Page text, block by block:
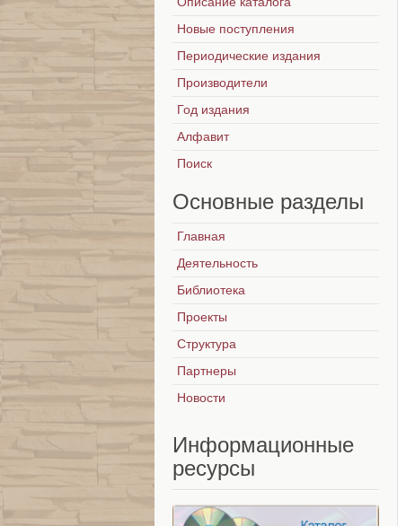
Новые поступления
Периодические издания
Производители
Год издания
Алфавит
Поиск
Основные разделы
Главная
Деятельность
Библиотека
Проекты
Структура
Партнеры
Новости
Информационные
ресурсы